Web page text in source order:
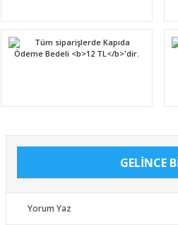
GELİNCE
Yorum Yaz